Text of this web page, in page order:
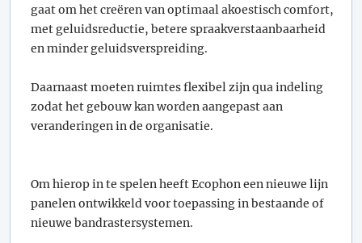
gaat om het creëren van optimaal akoestisch comfort,
met geluidsreductie, betere spraakverstaanbaarheid
en minder geluidsverspreiding.
Daarnaast moeten ruimtes flexibel zijn qua indeling
zodat het gebouw kan worden aangepast aan
veranderingen in de organisatie.
Om hierop in te spelen heeft Ecophon een nieuwe lijn
panelen ontwikkeld voor toepassing in bestaande of
nieuwe bandrastersystemen.